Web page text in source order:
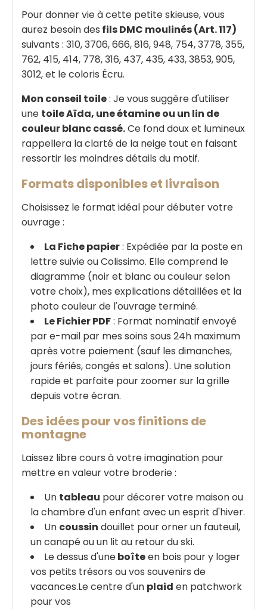
Pour donner vie à cette petite skieuse, vous
aurez besoin des fils DMC moulinés (Art. 117)
suivants : 310, 3706, 666, 816, 948, 754, 3778, 355,
762, 415, 414, 778, 316, 437, 435, 433, 3853, 905,
3012, et le coloris Écru.
Mon conseil toile: Je vous suggère d'utiliser
une toile Aïda, une étamine ou un lin de
couleur blanc cassé.Ce fond doux et lumineux
rappellera la clarté de la neige tout en faisant
ressortir les moindres détails du motif.
Formats disponibles et livraison
Choisissez le format idéal pour débuter votre
ouvrage :
La Fiche papier: Expédiée par la poste en
lettre suivie ou Colissimo. Elle comprend le
diagramme (noir et blanc ou couleur selon
votre choix), mes explications détaillées et la
photo couleur de l'ouvrage terminé.
Le Fichier PDF: Format nominatif envoyé
par e-mail par mes soins sous 24h maximum
après votre paiement (sauf les dimanches,
jours fériés, congés et salons). Une solution
rapide et parfaite pour zoomer sur la grille
depuis votre écran.
Des idées pour vos finitions de
montagne
Laissez libre cours à votre imagination pour
mettre en valeur votre broderie :
Un tableau pour décorer votre maison ou
la chambre d'un enfant avec un esprit d'hiver.
Un coussin douillet pour orner un fauteuil,
un canapé ou un lit au retour du ski.
Le dessus d'uneboîteen bois pour y loger
vos petits trésors ou vos souvenirs de
vacances.Le centre d'un plaid en patchwork
pour vos